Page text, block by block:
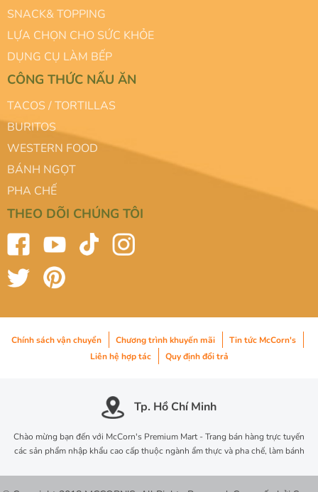
SNACK& TOPPING
LỰA CHỌN CHO SỨC KHỎE
DỤNG CỤ LÀM BẾP
CÔNG THỨC NẤU ĂN
TACOS / TORTILLAS
BURITOS
WESTERN FOOD
BÁNH NGỌT
PHA CHẾ
THEO DÕI CHÚNG TÔI
Chính sách vận chuyển Chương trình khuyến mãi
Tin tức McCorn's
Liên hệ hợp tác
Quy định đổi trả
Tp. Hồ Chí Minh
Chào mừng bạn đến với McCorn's Premium Mart - Trang bán hàng trực tuyến
các sản phẩm nhập khẩu cao cấp thuộc ngành ẩm thực và pha chế, làm bánh